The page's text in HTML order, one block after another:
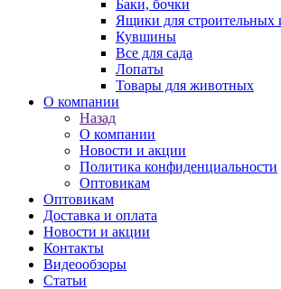
Баки, бочки
Ящики для строительных
Кувшины
Все для сада
Лопаты
Товары для животных
О компании
Назад
О компании
Новости и акции
Политика конфиденциальности
Оптовикам
Оптовикам
Доставка и оплата
Новости и акции
Контакты
Видеообзоры
Статьи